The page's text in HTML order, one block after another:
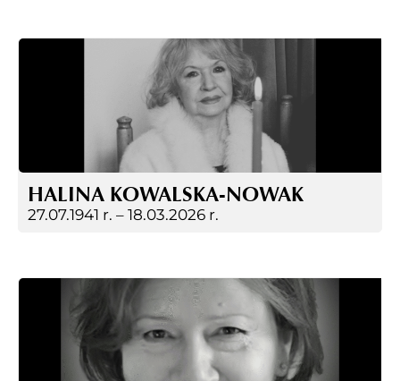
HALINA KOWALSKA-NOWAK
27.07.1941 r. – 18.03.2026 r.